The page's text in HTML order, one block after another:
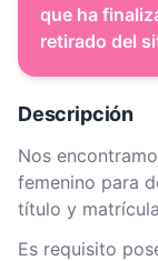
que ha
retirado del
Descripción
Nos
femenino para
título y
Es requisito